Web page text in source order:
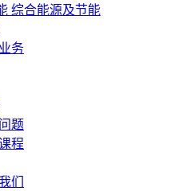
综合能源及节能
务
题
程
们